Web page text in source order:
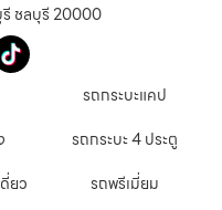
รี ชลบุรี 20000
ยว
รถกระบะแคป
รถกระบะ 4 ประตู
รถพรีเมี่ยม